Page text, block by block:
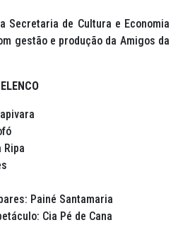
Secretaria de Cultura e Economia
gestão e produção da Amigos da
ELENCO
Ripa
Painé Santamaria
Cia Pé de Cana